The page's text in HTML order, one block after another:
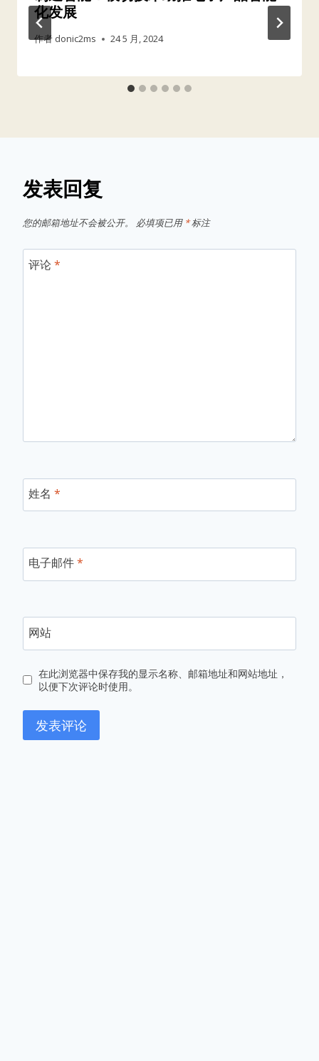
化发展
作者 donic2ms 24 5 月, 2024
发表回复
您的邮箱地址不会被公开。 必填项已用 *标注
评论*
姓名 *
电子邮件*
网站
在此浏览器中保存我的显示名称、邮箱地址和网站地址，
以便下次评论时使用。